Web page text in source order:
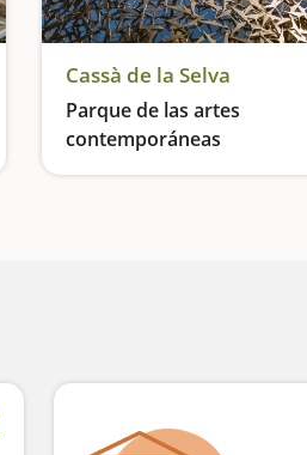
Cassà de la Selva
Parque de las artes
contemporáneas
Un parque hecho arte